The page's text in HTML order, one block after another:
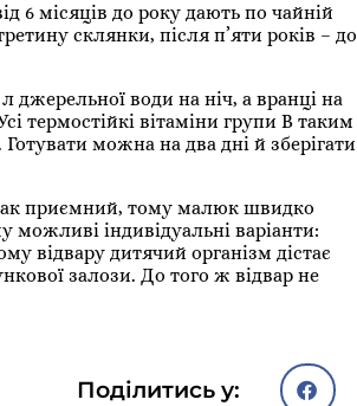
6 місяців до року дають по чайній
склянки, після п’яти років – до
джерельної води на ніч, а вранці на
термостійкі вітаміни групи В таким
можна на два дні й зберігати
приємний, тому малюк швидко
індивідуальні варіанти:
відвару дитячий організм дістає
залози. До того ж відвар не
Поділитись у: